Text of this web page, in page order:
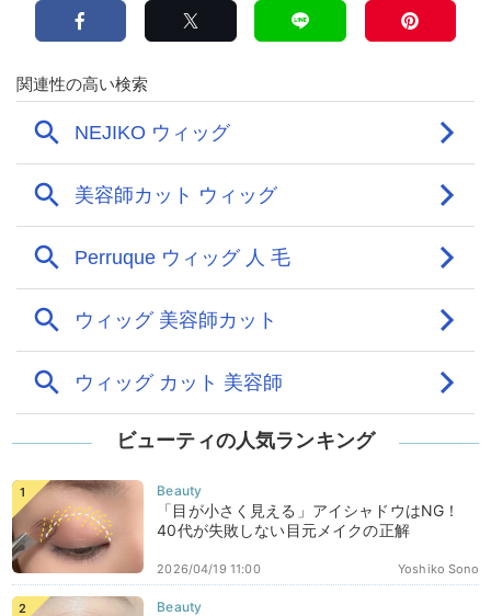
ビューティの人気ランキング
「目が小さく見える」アイシャドウはNG！
40代が失敗しない目元メイクの正解
Yoshiko Sono
2026/04/19 11:00